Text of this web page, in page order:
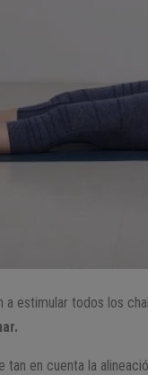
a estimular todos los
tan en cuenta la